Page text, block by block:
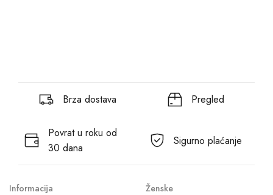
Brza dostava Pregled
Povrat u roku od
30 dana
Sigurno plaćanje
Informacija Ženske